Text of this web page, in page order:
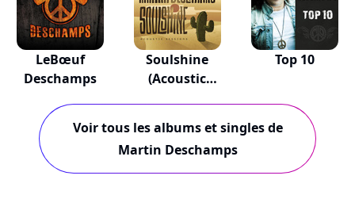
LeBœuf
Deschamps
Soulshine
(Acoustic
Top 10
Voir tous les albums et singles de
Martin Deschamps